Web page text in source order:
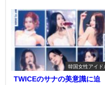
韓国女性アイド
TWICEのサナの美意識に迫